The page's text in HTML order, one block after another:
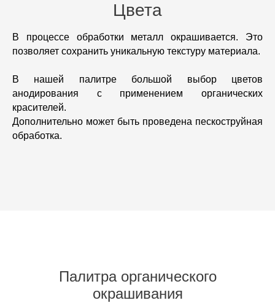
Цвета
В процессе обработки металл окрашивается. Это
позволяет сохранить уникальную текстуру материала.
В нашей палитре большой выбор цветов
анодирования с применением органических
красителей.
Дополнительно может быть проведена пескоструйная
обработка.
Палитра органического
окрашивания